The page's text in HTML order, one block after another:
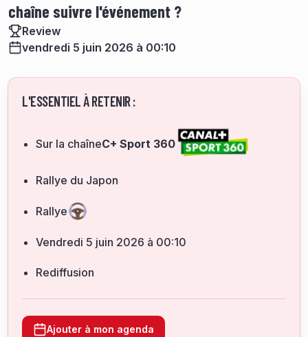
chaîne suivre l'événement ?
Review
vendredi 5 juin 2026 à 00:10
L'ESSENTIEL À RETENIR :
Sur la chaîneC+ Sport 360
Rallye du Japon
Rallye
vendredi 5 juin 2026 à 00:10
Rediffusion
Ajouter à mon agenda